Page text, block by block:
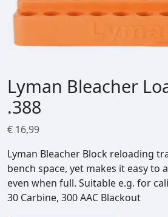
Lyman Bleacher
.388
€ 16,99
Lyman Bleacher Block reloading
bench space, yet makes it easy to
even when full. Suitable e.g. for
30 Carbine, 300 AAC Blackout